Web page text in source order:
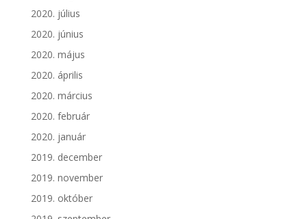
2020. július
2020. június
2020. május
2020. április
2020. március
2020. február
2020. január
2019. december
2019. november
2019. október